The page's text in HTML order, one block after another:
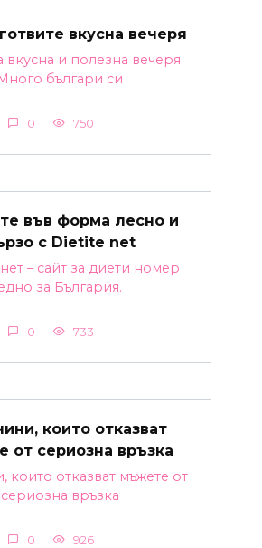
вкусна вечеря
вкусна и полезна вечеря
българи си
0 750
във форма лесно и
с Dietite net
– сайт за диети номер
за България.
0 733
които отказват
от сериозна връзка
които отказват мъжете от
сериозна връзка
0 926